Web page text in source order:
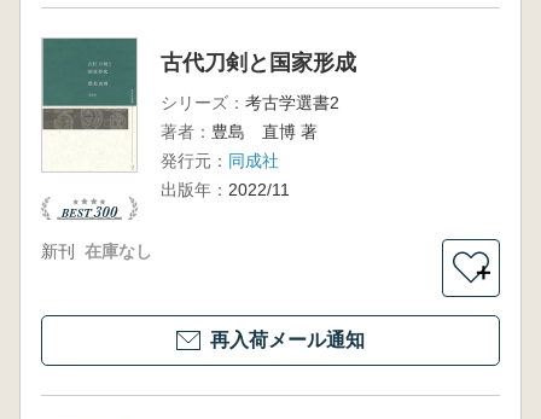
古代刀剣と国家形成
シリーズ： 考古学選書2
著者： 豊島 直博 著
発行元： 同成社
出版年： 2022/11
新刊 在庫なし
＋
再入荷メール通知